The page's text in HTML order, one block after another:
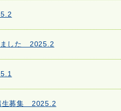
ました 2025.2
生募集 2025.2